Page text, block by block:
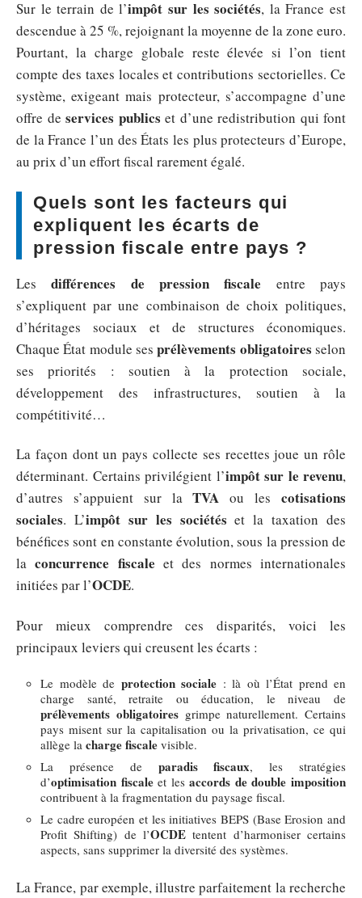
Sur le terrain de l’impôt sur les sociétés, la France est
descendue à 25 %, rejoignant la moyenne de la zone euro.
Pourtant, la charge globale reste élevée si l’on tient
compte des taxes locales et contributions sectorielles. Ce
système, exigeant mais protecteur, s’accompagne d’une
offre de services publics et d’une redistribution qui font
de la France l’un des États les plus protecteurs d’Europe,
au prix d’un effort fiscal rarement égalé.
Quels sont les facteurs qui
expliquent les écarts de
pression fiscale entre pays ?
Lesdifférences de pression fiscale entre pays
s’expliquent par une combinaison de choix politiques,
d’héritages sociaux et de structures économiques.
Chaque État module sesprélèvements obligatoires selon
ses priorités : soutien à la protection sociale,
développement des infrastructures, soutien à la
compétitivité…
La façon dont un pays collecte ses recettes joue un rôle
déterminant. Certains privilégient l’impôt sur le revenu,
d’autres s’appuient sur laTVA ou lescotisations
sociales. L’impôt sur les sociétés et la taxation des
bénéfices sont en constante évolution, sous la pression de
laconcurrence fiscale et des normes internationales
initiées par l’OCDE.
Pour mieux comprendre ces disparités, voici les
principaux leviers qui creusent les écarts :
Le modèle de protection sociale : là où l’État prend en
charge santé, retraite ou éducation, le niveau de
prélèvements obligatoiresgrimpe naturellement. Certains
pays misent sur la capitalisation ou la privatisation, ce qui
allège la charge fiscale visible.
La présence de paradis fiscaux, les stratégies
d’optimisation fiscaleet lesaccords de double imposition
contribuent à la fragmentation du paysage fiscal.
Le cadre européen et les initiatives BEPS (Base Erosion and
Profit Shifting) de l’OCDE tentent d’harmoniser certains
aspects, sans supprimer la diversité des systèmes.
La France, par exemple, illustre parfaitement la recherche